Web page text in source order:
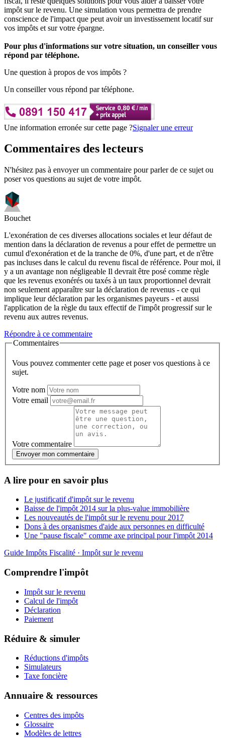
impôt sur le revenu. Une simulation vous permettra de prendre
conscience de l'impact que peut avoir un investissement locatif sur
vos impôts et sur votre épargne.
Pour plus d'informations sur votre situation, un conseiller vous
répond par téléphone.
Une question à propos de vos impôts ?
Un conseiller vous répond par téléphone.
Une information erronée sur cette page ?Signaler une erreur
Commentaires des lecteurs
N'hésitez pas à envoyer un commentaire pour parler de ce sujet ou
poser vos questions au sujet de votre impôt.
Bouchet
L'exonération de ces diverses allocations sociales et leur défaut de
mention dans la déclaration de revenus a pour effet de permettre un
cumul d'exonération et de la tranche de 0%, d'une part, et de n'être
pas incluses dans le calcul du revenu fiscal de référence. Pour moi, il
y a un avantage non négligeable Il devrait être posé comme règle
que les revenus exonérés ou taxés à un taux proportionnel devrait
non seulement apparaître sur la déclaration de revenus - ce qui
implique leur déclaration par les organismes payeurs - et aussi
l'application de la règle du taux effectif de l'impôt progressif sur le
revenu aux autres revenus.
Répondre à ce commentaire
Commentaires
Vous pouvez commenter cette page et poser vos questions à ce
sujet.
Votre nom
Votre email
Votre commentaire
Envoyer mon commentaire
A lire pour en savoir plus
Le justificatif d'impôt sur le revenu
Baisse de l'impôt 2014 sur la plus-value immobilière
Les nouveautés de l'impôt sur le revenu pour 2017
Dons à des organismes d'aide aux personnes en difficulté
Une "pause fiscale" comme axe principal pour l'impôt 2014
Guide Impôts Fiscalité · Impôt sur le revenu
Comprendre l'impôt
Impôt sur le revenu
Calcul de l'impôt
Déclaration
Paiement
Réduire & simuler
Réductions d'impôts
Simulateurs
Taxe foncière
Annuaire & ressources
Centres des impôts
Glossaire
Modèles de lettres